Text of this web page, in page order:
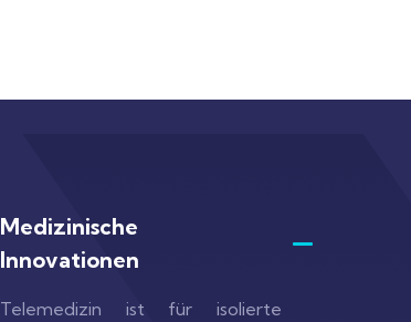
Medizinische
Innovationen
Telemedizin ist für isolierte